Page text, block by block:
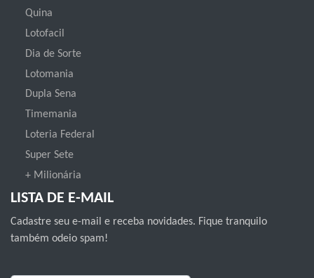
Quina
Lotofacil
Dia de Sorte
Lotomania
Dupla Sena
Timemania
Loteria Federal
Super Sete
+ Milionária
LISTA DE E-MAIL
Cadastre seu e-mail e receba novidades. Fique tranquilo
também odeio spam!